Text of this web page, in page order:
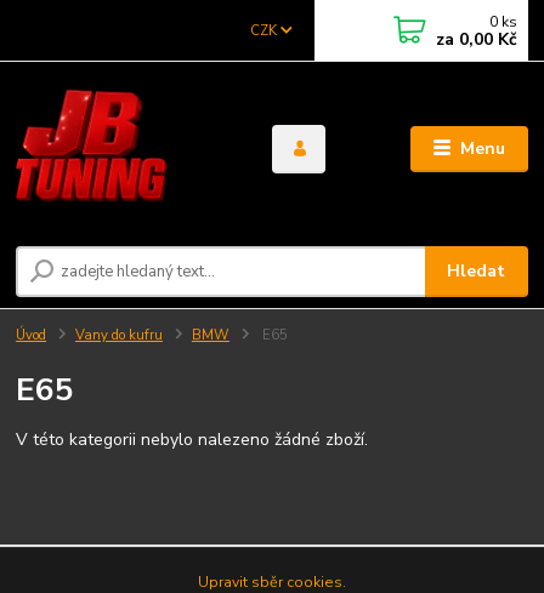
Menu
CZK
Hledat
0 ks
za 0,00 Kč
Úvod Vany do kufru BMW E65
E65
V této kategorii nebylo nalezeno žádné zboží.
Upravit sběr cookies.